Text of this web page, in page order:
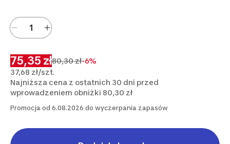
75,35 zł80,30 zł-6%
37,68 zł/szt.
Najniższa cena z ostatnich 30 dni przed
wprowadzeniem obniżki 80,30 zł
Promocja od 6.08.2026 do wyczerpania zapasów